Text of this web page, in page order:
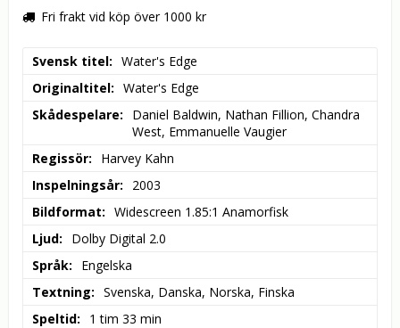
Fri frakt vid köp över 1000 kr
Svensk titel
Water's Edge
Originaltitel
Water's Edge
Skådespelare
Daniel Baldwin, Nathan Fillion, Chandra
West, Emmanuelle Vaugier
Regissör
Harvey Kahn
Inspelningsår
2003
Bildformat
Widescreen 1.85:1 Anamorfisk
Ljud
Dolby Digital 2.0
Språk
Engelska
Textning
Svenska, Danska, Norska, Finska
Speltid
1 tim 33 min